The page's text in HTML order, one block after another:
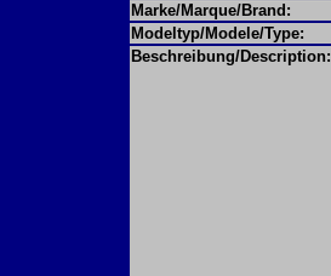
Marke/Marque/Brand:
Modeltyp/Modele/Type:
Beschreibung/Description: